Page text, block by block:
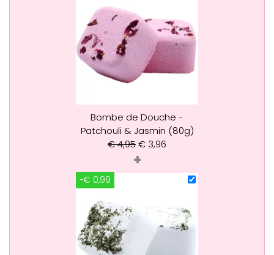
Bombe de Douche -
Patchouli & Jasmin (80g)
€4,95€ 3,96
+
-€ 0,99